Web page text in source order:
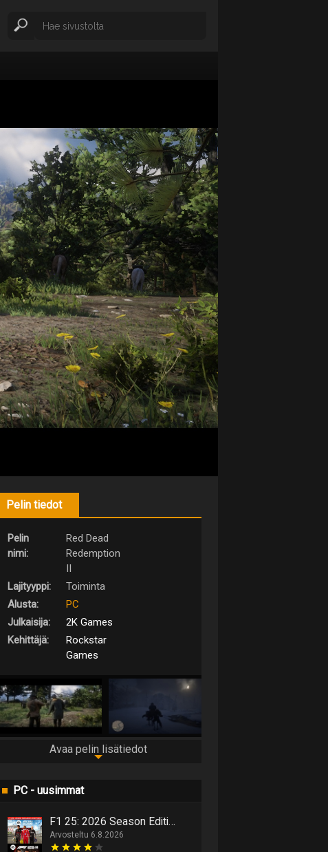
Pelin tiedot
Pelin
nimi:
Red Dead
Redemption
Lajityyppi:
Toiminta
Alusta:
PC
Julkaisija:
2K Games
Kehittäjä:
Rockstar
Games
Avaa pelin lisätiedot
PC - uusimmat
F1 25: 2026 Season Edition niputtaa uutta ja vanhaa samaan pakettiin
Arvosteltu 6.8.2026